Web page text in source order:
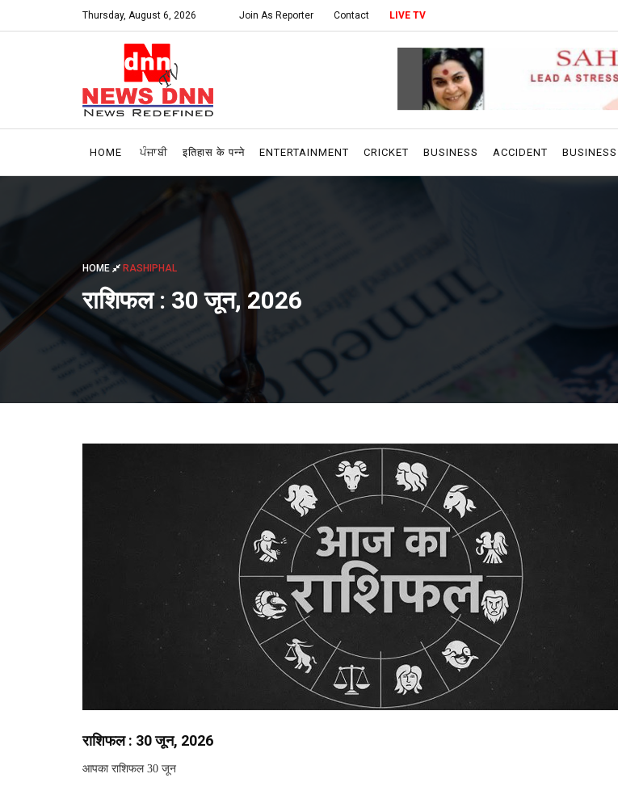
Thursday, August 6, 2026 Join As Reporter Contact LIVE TV
HOME ਪੰਜਾਬੀ इतिहास के पन्ने ENTERTAINMENT CRICKET BUSINESS ACCIDENT BUSINESS
HOME RASHIPHAL
राशिफल : 30 जून, 2026
राशिफल : 30 जून, 2026
आपका राशिफल 30 जून